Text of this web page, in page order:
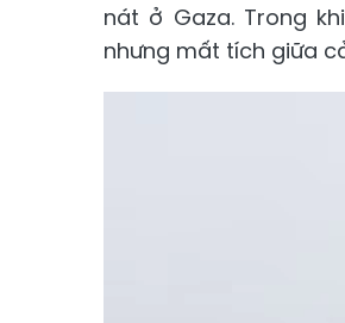
nát ở Gaza. Trong
nhưng mất tích giữa